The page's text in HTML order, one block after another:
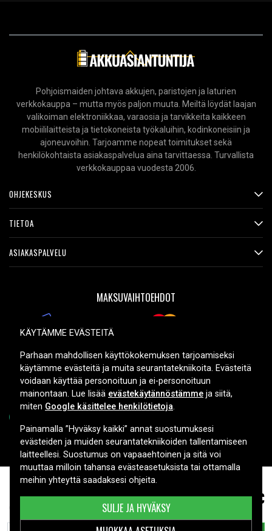
XC90 2018 T6 Inscription, 8.0V, 640mAh 21,99 €
Pohjoismaiden johtava akkujen, paristojen ja laturien
verkkokauppa – mutta myös paljon muuta. Meiltä löydät laajan
valikoiman elektroniikkaa, varaosia ja tarvikkeita kaikkeen
mobiililaitteista ja tietokoneista työkaluihin, kodinkoneisiin ja
ajoneuvoihin. Tarjoamme nopeat toimitukset sekä
henkilökohtaista asiakaspalvelua aina tarvittaessa. Turvallista
verkkokauppaa vuodesta 2006.
OHJEKESKUS
TIETOA
ASIAKASPALVELU
MAKSUVAIHTOEHDOT
TOIMITUSVAIHTOEHDOT
Copyright © 2026, Spares Nordic AB
KÄYTÄMME EVÄSTEITÄ
Parhaan mahdollisen käyttökokemuksen tarjoamiseksi
käytämme evästeitä ja muita seurantatekniikoita. Evästeitä
voidaan käyttää personoituun ja ei-personoituun
mainontaan. Lue lisää evästekäytännöstämme ja siitä,
miten Google käsittelee henkilötietoja.
Painamalla ”Hyväksy kaikki” annat suostumuksesi
evästeiden ja muiden seurantatekniikoiden tallentamiseen
laitteellesi. Suostumus on vapaaehtoinen ja sitä voi
muuttaa milloin tahansa evästeasetuksista tai ottamalla
meihin yhteyttä saadaksesi ohjeita.
SULJE JA HYVÄKSY